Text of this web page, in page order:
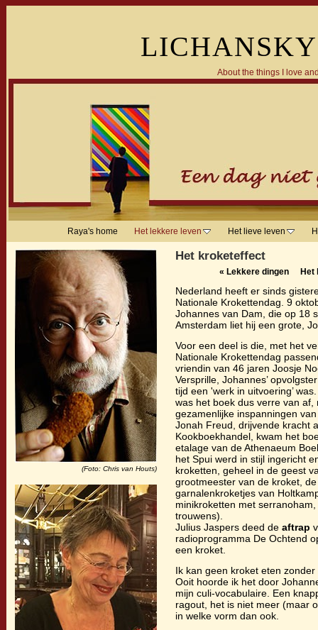
About the things I love
Raya's home Het lekkere leven Het lieve leven
(Foto: Chris van Houts)
Het kroketeffect
« Lekkere dingen Het
Nederland heeft er sinds
Nationale Krokettendag. 9
Johannes van Dam, die op 18
Amsterdam liet hij een grote,
Voor een deel is die, met het
Nationale Krokettendag
vriendin van 46 jaren Joosje
Versprille, Johannes’
tijd een 'werk in uitvoering’
was het boek dus verre van af,
gezamenlijke inspanningen
Jonah Freud, drijvende kracht
Kookboekhandel, kwam het
etalage van de Athenaeum
het Spui werd in stijl ingericht
kroketten, geheel in de geest
grootmeester van de kroket,
garnalenkroketjes van
minikroketten met
trouwens).
Julius Jaspers deed de aftrap
radioprogramma De Ochtend
een kroket.
Ik kan geen kroket eten zonder
Ooit hoorde ik het door
mijn culi-vocabulaire. Een
ragout, het is niet meer (maar
in welke vorm dan ook.